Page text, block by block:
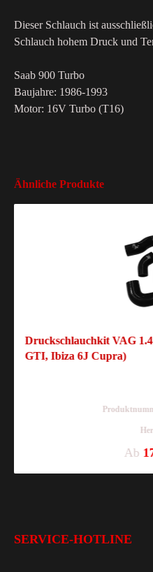
Dieser Schlauch ist
Schlauch hohem Druck und
Saab 900 Turbo
Baujahre: 1986-1993
Motor: 16V Turbo (T16)
Ähnliche Produkte
Druckschlauchkit VAG
GTI, Ibiza 6J Cupra)
Ab
SERVICE-HOTLINE